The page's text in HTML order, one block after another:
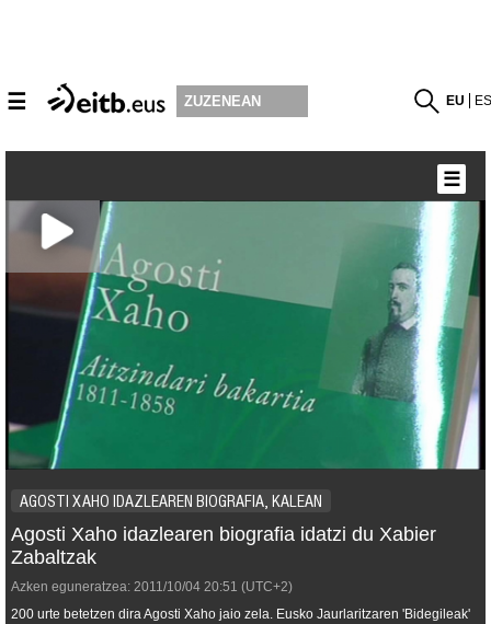
☰ ZUZENEAN EU
AGOSTI XAHO IDAZLEAREN BIOGRAFIA, KALEAN
Agosti Xaho idazlearen biografia idatzi du Xabier
Zabaltzak
Azken eguneratzea: 2011/10/04 20:51 (UTC+2)
200 urte betetzen dira Agosti Xaho jaio zela. Eusko Jaurlaritzaren 'Bidegileak'
☰